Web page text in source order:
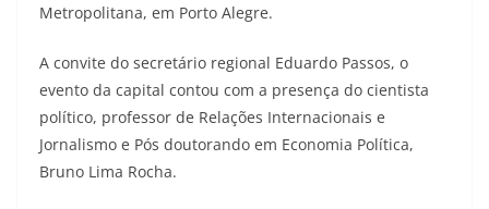
Metropolitana, em Porto Alegre.
A convite do secretário regional Eduardo Passos, o
evento da capital contou com a presença do cientista
político, professor de Relações Internacionais e
Jornalismo e Pós doutorando em Economia Política,
Bruno Lima Rocha.